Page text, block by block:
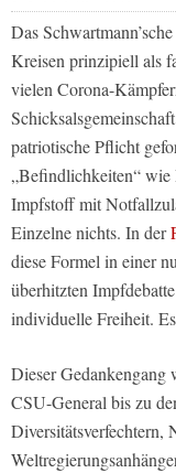
Das
Kreisen prinzipiell als
vielen Corona-
patriotische Pflicht
„Befindlichkeiten“ wie
Impfstoff mit
Einzelne nichts. In der
diese Formel in einer
überhitzten
individuelle Freiheit.
Dieser Gedankengang
CSU-General bis zu
Diversitätsverfechtern,